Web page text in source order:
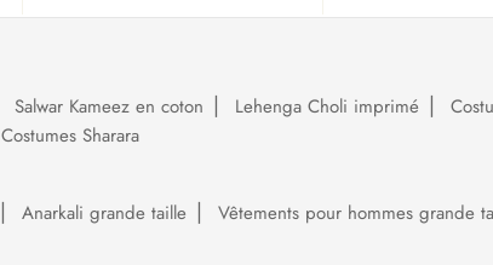
Salwar Kameez en coton Lehenga Choli imprimé
Costumes Sharara
Anarkali grande taille Vêtements pour hommes grande